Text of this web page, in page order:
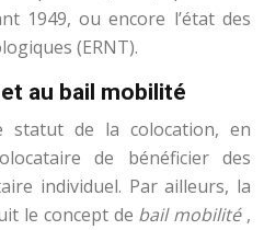
1949, ou encore l’état des
(ERNT).
au bail mobilité
statut de la colocation, en
de bénéficier des
individuel. Par ailleurs, la
le concept de bail mobilité ,